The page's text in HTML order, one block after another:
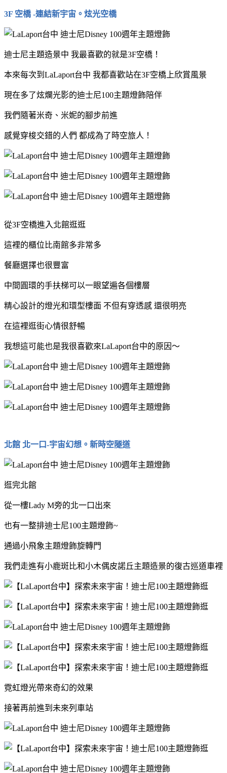
3F 空橋 -連結新宇宙。炫光空橋
迪士尼主題造景中 我最喜歡的就是3F空橋！
本來每次到LaLaport台中 我都喜歡站在3F空橋上欣賞風景
現在多了炫爛光影的迪士尼100主題燈飾陪伴
我們隨著米奇、米妮的腳步前進
感覺穿梭交錯的人們 都成為了時空旅人！
從3F空橋進入北館逛逛
這裡的櫃位比南館多非常多
餐廳選擇也很豐富
中間圓環的手扶梯可以一眼望遍各個樓層
精心設計的燈光和環型樓面 不但有穿透感 還很明亮
在這裡逛街心情很舒暢
我想這可能也是我很喜歡來LaLaport台中的原因～
北館 北一口-宇宙幻想。新時空隧道
逛完北館
從一樓Lady M旁的北一口出來
也有一整排迪士尼100主題燈飾~
通過小飛象主題燈飾旋轉門
我們走進有小鹿斑比和小木偶皮諾丘主題造景的復古巡道車裡
霓虹燈光帶來奇幻的效果
接著再前進到未來列車站